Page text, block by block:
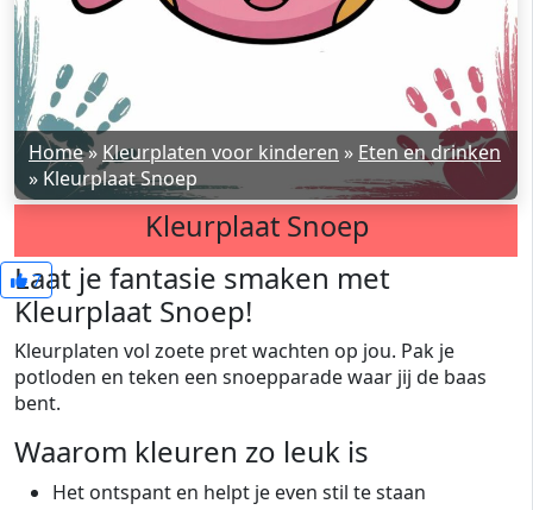
Home» Kleurplaten voor kinderen » Eten en drinken
» Kleurplaat Snoep
Kleurplaat Snoep
7
Laat je fantasie smaken met
Kleurplaat Snoep!
Kleurplaten vol zoete pret wachten op jou. Pak je
potloden en teken een snoepparade waar jij de baas
bent.
Waarom kleuren zo leuk is
Het ontspant en helpt je even stil te staan